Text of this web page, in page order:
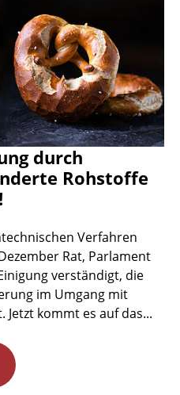
durch
Rohstoffe
Verfahren
Rat, Parlament
verständigt, die
im Umgang mit
kommt es auf das...